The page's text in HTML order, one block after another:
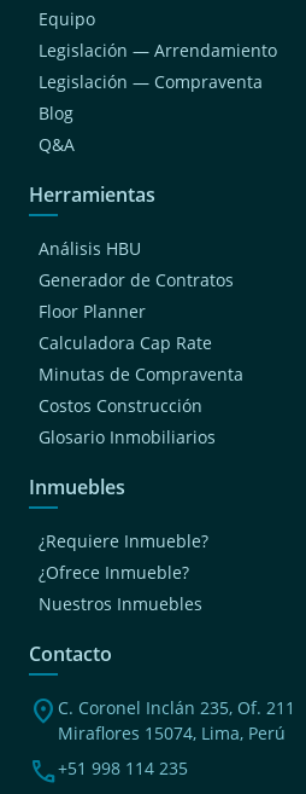
Equipo
Legislación — Arrendamiento
Legislación — Compraventa
Blog
Q&A
Herramientas
Análisis HBU
Generador de Contratos
Floor Planner
Calculadora Cap Rate
Minutas de Compraventa
Costos Construcción
Glosario Inmobiliarios
Inmuebles
¿Requiere Inmueble?
¿Ofrece Inmueble?
Nuestros Inmuebles
Contacto
location_on C. Coronel Inclán 235, Of. 211
Miraflores 15074, Lima, Perú
phone+51 998 114 235